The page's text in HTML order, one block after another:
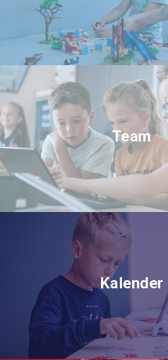
Team
Kalender